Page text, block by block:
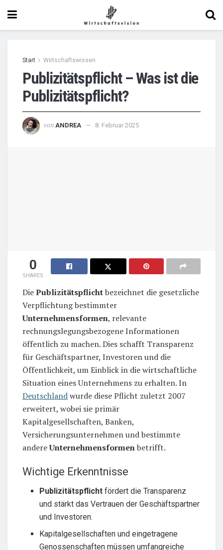
Start Wirtschaftswissen
Publizitätspflicht – Was ist die
Publizitätspflicht?
von ANDREA 8. Februar 2025
0
SHARES
DiePublizitätspflichtbezeichnet die gesetzliche
Verpflichtung bestimmter
Unternehmensformen, relevante
rechnungslegungsbezogene Informationen
öffentlich zu machen. Dies schafft Transparenz
für Geschäftspartner, Investoren und die
Öffentlichkeit, um Einblick in die wirtschaftliche
Situation eines Unternehmens zu erhalten. In
Deutschlandwurde diese Pflicht zuletzt 2007
erweitert, wobei sie primär
Kapitalgesellschaften, Banken,
Versicherungsunternehmen und bestimmte
andereUnternehmensformenbetrifft.
Wichtige Erkenntnisse
Publizitätspflicht fördert die Transparenz
und stärkt das Vertrauen der Geschäftspartner
und Investoren.
Kapitalgesellschaften und eingetragene
Genossenschaften müssen umfangreiche